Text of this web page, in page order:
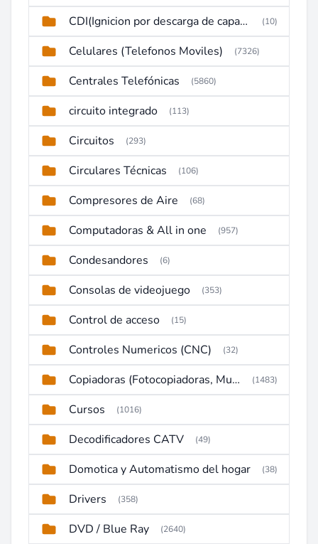
CDI(Ignicion por descarga de capacitor) (10)
Celulares (Telefonos Moviles) (7326)
Centrales Telefónicas (5860)
circuito integrado (113)
Circuitos (293)
Circulares Técnicas (106)
Compresores de Aire (68)
Computadoras & All in one (957)
Condesandores (6)
Consolas de videojuego (353)
Control de acceso (15)
Controles Numericos (CNC) (32)
Copiadoras (Fotocopiadoras, Multifunctions, Ploter, etc) (1483)
Cursos (1016)
Decodificadores CATV (49)
Domotica y Automatismo del hogar (38)
Drivers (358)
DVD / Blue Ray (2640)